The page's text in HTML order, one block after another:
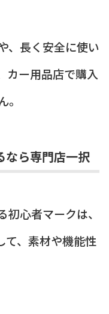
、長く安全に使い
カー用品店で購入
なら専門店一択
心者マークは、
て、素材や機能性